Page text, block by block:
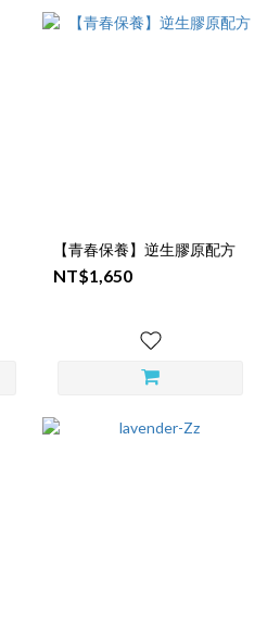
【青春保養】逆生膠原配方
NT$1,650